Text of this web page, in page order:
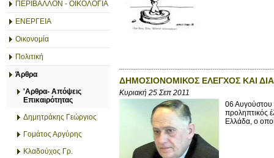
ΠΕΡΙΒΑΛΛΟΝ - ΟΙΚΟΛΟΓΙΑ
ΕΝΕΡΓΕΙΑ
Οικονομία
Πολιτική
Άρθρα
'Αρθρα- Απόψεις
Επικαιρότητας
Δημητράκης Γεώργιος
Γομάτος Αργύρης
Κλαδούχος Γρ.
ΔΗΜΟΣΙΟΝΟΜΙΚΟΣ ΕΛΕΓΧΟΣ ΚΑΙ
Κυριακή 25 Σεπ 2011
06
προληπτικός
Ελλάδα, ο